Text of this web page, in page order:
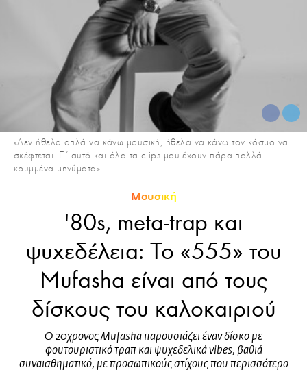
«Δεν ήθελα απλά να κάνω μουσική, ήθελα να κάνω τον κόσμο να
σκέφτεται. Γι' αυτό και όλα τα clips μου έχουν πάρα πολλά
κρυμμένα μηνύματα».
Μουσική
'80s, meta-trap και
ψυχεδέλεια: Το «555» του
Mufasha είναι από τους
δίσκους του καλοκαιριού
Ο 20χρονος Mufasha παρουσιάζει έναν δίσκο με
φουτουριστικό τραπ και ψυχεδελικά vibes, βαθιά
συναισθηματικό, με προσωπικούς στίχους που περισσότερο